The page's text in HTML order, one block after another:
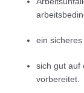
ein
sich gut auf
vorbereitet.